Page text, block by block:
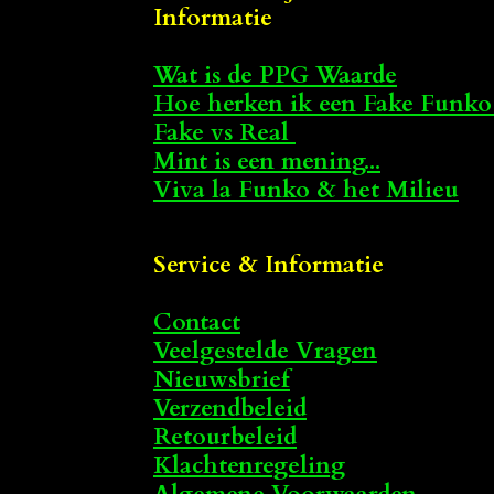
Informatie
Wat is de PPG Waarde
Hoe herken ik een Fake Funko
Fake vs Real
Mint is een mening...
Viva la Funko & het Milieu
Service & Informatie
Contact
Veelgestelde Vragen
Nieuwsbrief
Verzendbeleid
Retourbeleid
Klachtenregeling